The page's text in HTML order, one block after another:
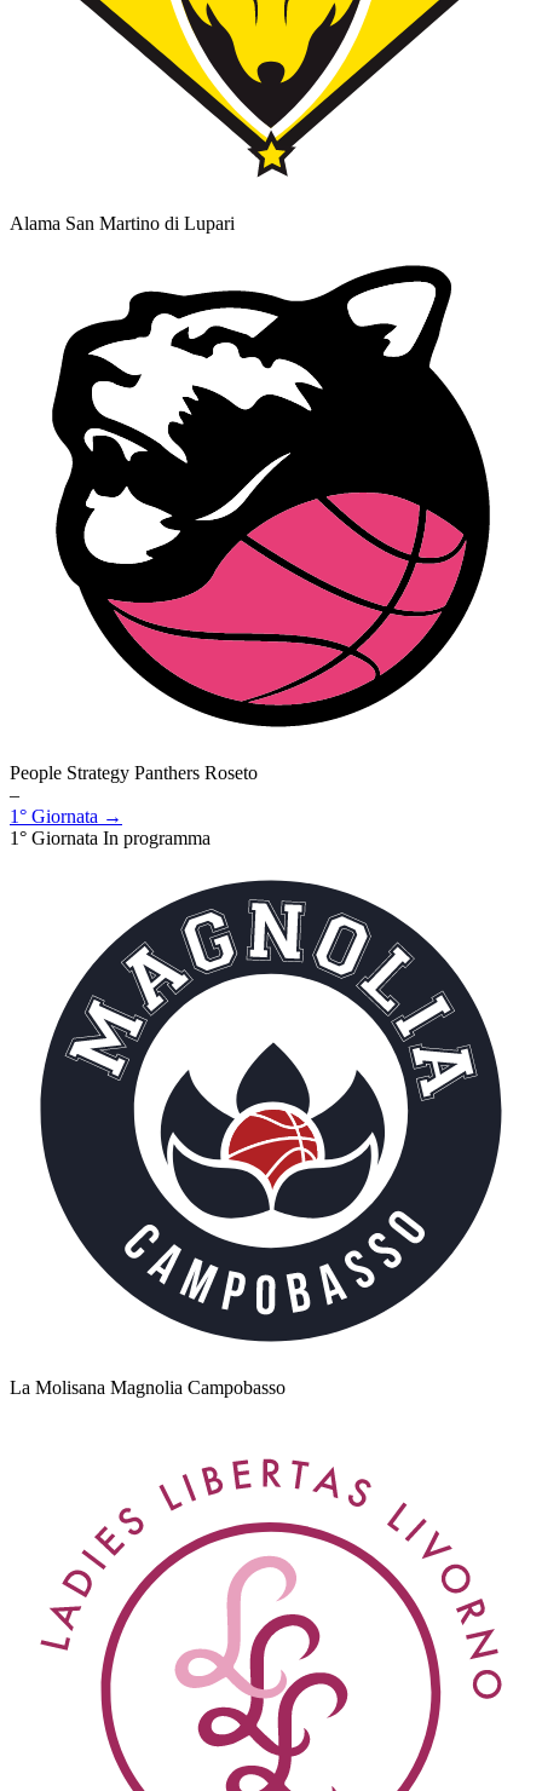
Alama San Martino di Lupari
People Strategy Panthers Roseto
–
1° Giornata →
1° Giornata In programma
La Molisana Magnolia Campobasso